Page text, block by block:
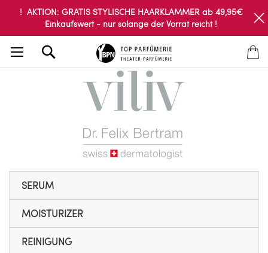
! AKTION: GRATIS STYLISCHE HAARKLAMMER ab 49,95€
Einkaufswert - nur solange der Vorrat reicht !
SERUM
MOISTURIZER
REINIGUNG